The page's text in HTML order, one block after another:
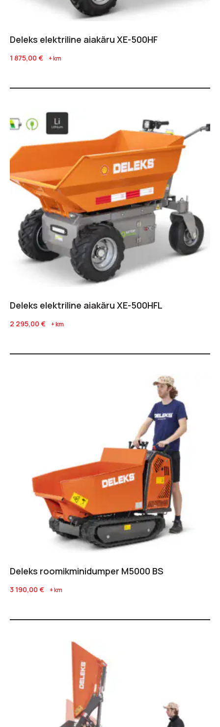
Deleks elektriline aiakäru XE-500HF
1 875,00 € + km
Deleks elektriline aiakäru XE-500HFL
2 295,00 € + km
Deleks roomikminidumper M5000 BS
3 190,00 € + km